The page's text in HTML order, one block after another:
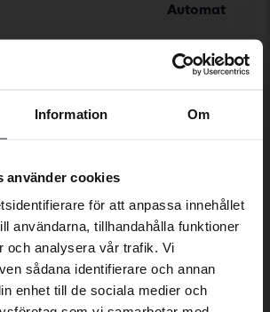
Information Om
använder cookies
för att anpassa innehållet
användarna, tillhandahålla funktioner
och analysera vår trafik. Vi
sådana identifierare och annan
enhet till de sociala medier och
Automat
5
Helläder
Inte undersökt
Inte undersökt
language
that your browser
To better service our friends
have an English language
that contains all the
and services.